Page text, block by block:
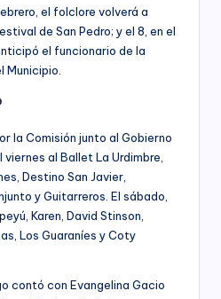
el folclore volverá a
de San Pedro; y el 8, en el
el funcionario de la
Municipio.
la Comisión junto al Gobierno
al Ballet La Urdimbre,
Destino San Javier,
y Guitarreros. El sábado,
Karen, David Stinson,
Los Guaraníes y Coty
contó con Evangelina Gacio